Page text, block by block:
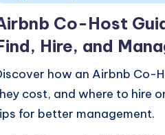
Co-Host
Hire, and
how an Airbnb Co-
cost, and where to hire
for better management.